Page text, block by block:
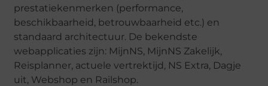
prestatiekenmerken (performance,
beschikbaarheid, betrouwbaarheid etc.) en
standaard architectuur. De bekendste
webapplicaties zijn: MijnNS, MijnNS ​​Zakelijk,
Reisplanner, actuele vertrektijd, NS Extra, Dagje
uit, Webshop en Railshop.